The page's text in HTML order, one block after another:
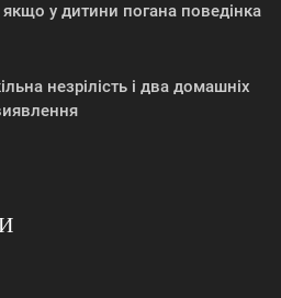
у дитини погана поведінка
незрілість і два домашніх